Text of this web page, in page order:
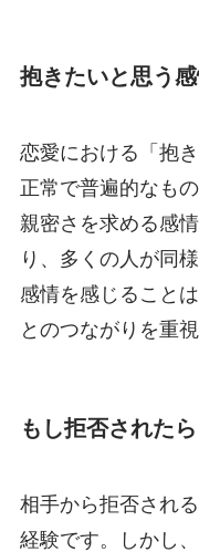
抱きたいと思う
恋愛における「抱
正常で普遍的なも
親密さを求める感
り、多くの人が同
感情を感じること
とのつながりを重
もし拒否された
相手から拒否され
経験です。しかし